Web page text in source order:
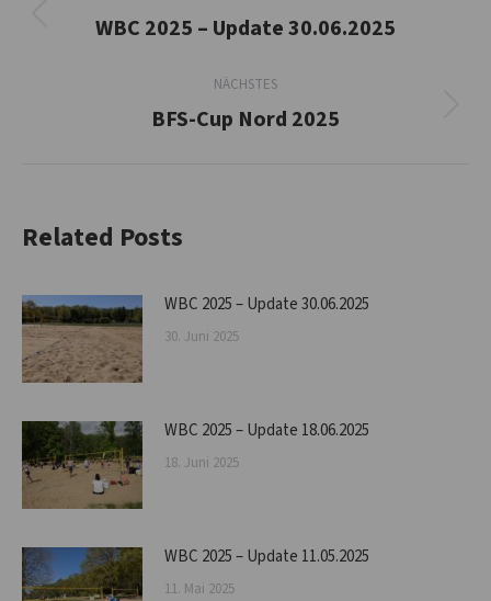
Vorheriger
WBC 2025 – Update 30.06.2025
NÄCHSTES
Nächster
BFS-Cup Nord 2025
Related Posts
WBC 2025 – Update 30.06.2025
30. Juni 2025
WBC 2025 – Update 18.06.2025
18. Juni 2025
WBC 2025 – Update 11.05.2025
11. Mai 2025